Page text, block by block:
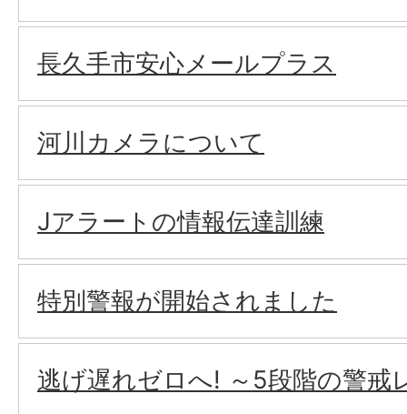
長久手市安心メールプラス
河川カメラについて
Jアラートの情報伝達訓練
特別警報が開始されました
逃げ遅れゼロへ! ～5段階の警戒